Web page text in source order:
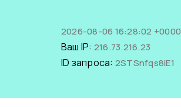
2026-08-06 16:28:02 +0000
Ваш IP: 216.73.216.23
ID запроса: 2STSnfqs8iE1